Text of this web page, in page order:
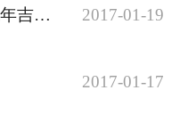
风水名著
居家风水主卧房六十甲子流年吉方详解大全 2017-01-19
2017-01-17